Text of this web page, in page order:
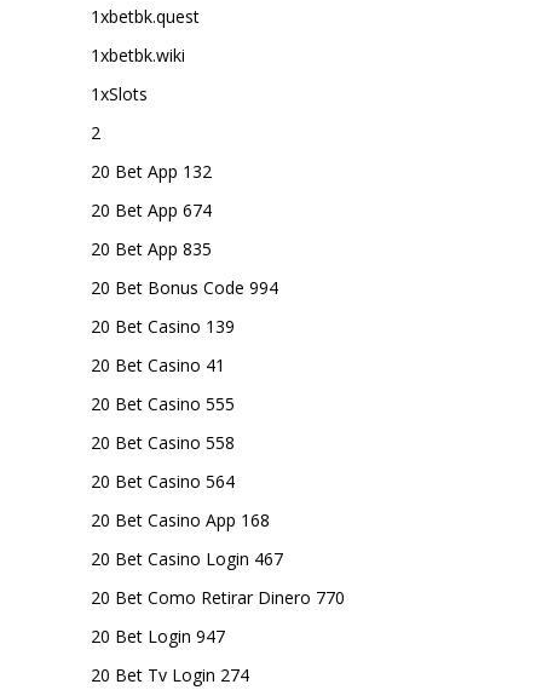
1xbetbk.quest
1xbetbk.wiki
1xSlots
2
20 Bet App 132
20 Bet App 674
20 Bet App 835
20 Bet Bonus Code 994
20 Bet Casino 139
20 Bet Casino 41
20 Bet Casino 555
20 Bet Casino 558
20 Bet Casino 564
20 Bet Casino App 168
20 Bet Casino Login 467
20 Bet Como Retirar Dinero 770
20 Bet Login 947
20 Bet Tv Login 274